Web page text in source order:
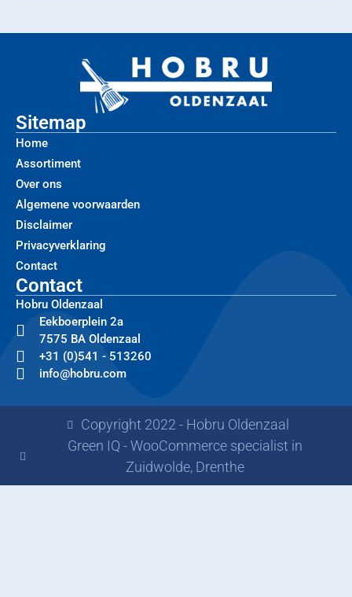
Sitemap
Home
Assortiment
Over ons
Algemene voorwaarden
Disclaimer
Privacyverklaring
Contact
Contact
Hobru Oldenzaal
Eekboerplein 2a
7575 BA Oldenzaal
+31 (0)541 - 513260
info@hobru.com
Copyright 2022 - Hobru Oldenzaal
Green IQ - WooCommerce specialist in
Zuidwolde, Drenthe